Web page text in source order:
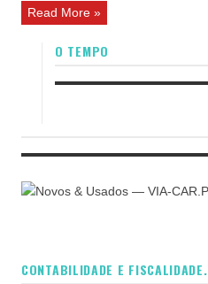
Read More »
O TEMPO
CONTABILIDADE E FISCALIDADE.